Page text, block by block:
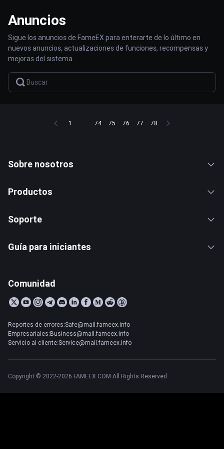
Anuncios
Sigue los anuncios de FameEX para enterarte de lo último en
nuevos anuncios, actualizaciones de funciones, recompensas y
mejoras del sistema.
1 ... 74 75 76 77 78
Sobre nosotros
Productos
Soporte
Guía para iniciantes
Comunidad
Reportes de errores:Safe@mail.fameex.info
Empresariales:Business@mail.fameex.info
Servicio al cliente:Service@mail.fameex.info
Copyright © 2022-2026 FAMEEX.COM All Rights Reserved